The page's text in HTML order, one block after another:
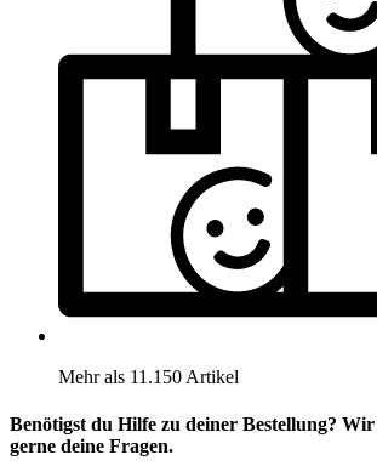
Mehr als 11.150 Artikel
Benötigst du Hilfe zu deiner Bestellung?
gerne deine Fragen.